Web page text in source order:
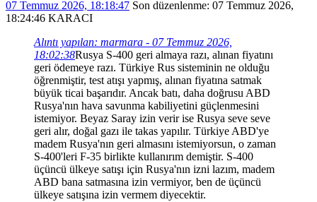
07 Temmuz 2026, 18:18:47 Son düzenlenme: 07 Temmuz 2026,
18:24:46 KARACI
Alıntı yapılan: marmara - 07 Temmuz 2026,
18:02:38Rusya S-400 geri almaya razı, alınan fiyatını
geri ödemeye razı. Türkiye Rus sisteminin ne olduğu
öğrenmiştir, test atışı yapmış, alınan fiyatına satmak
büyük ticai başarıdır. Ancak batı, daha doğrusu ABD
Rusya'nın hava savunma kabiliyetini güçlenmesini
istemiyor. Beyaz Saray izin verir ise Rusya seve seve
geri alır, doğal gazı ile takas yapılır. Türkiye ABD'ye
madem Rusya'nın geri almasını istemiyorsun, o zaman
S-400'leri F-35 birlikte kullanırım demiştir. S-400
üçüncü ülkeye satışı için Rusya'nın izni lazım, madem
ABD bana satmasına izin vermiyor, ben de üçüncü
ülkeye satışına izin vermem diyecektir.